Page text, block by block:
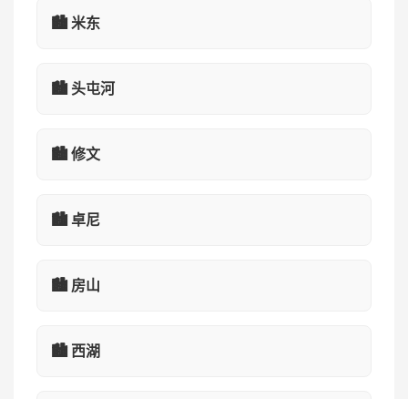
🏙️ 米东
🏙️ 头屯河
🏙️ 修文
🏙️ 卓尼
🏙️ 房山
🏙️ 西湖